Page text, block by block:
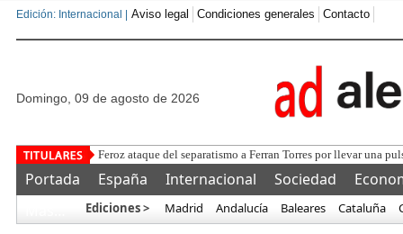
Edición: Internacional | Aviso legal Condiciones generales Contacto
domingo, 09 de agosto de 2026
Ayuso critica al Go
Portada España Internacional Sociedad
Ediciones > Madrid Andalucía Baleares Cataluña